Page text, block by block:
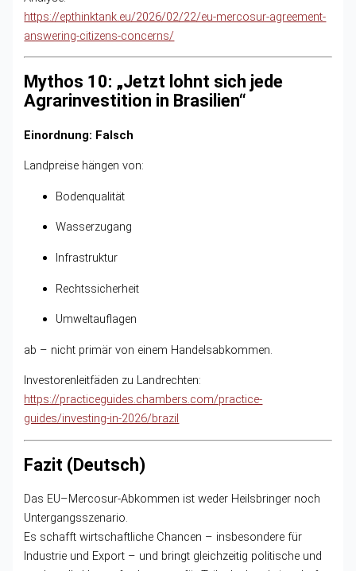
https://epthinktank.eu/2026/02/22/eu-mercosur-agreement-
answering-citizens-concerns/
Mythos 10: „Jetzt lohnt sich jede
Agrarinvestition in Brasilien“
Einordnung: Falsch
Landpreise hängen von:
Bodenqualität
Wasserzugang
Infrastruktur
Rechtssicherheit
Umweltauflagen
ab – nicht primär von einem Handelsabkommen.
Investorenleitfäden zu Landrechten:
https://practiceguides.chambers.com/practice-
guides/investing-in-2026/brazil
Fazit (Deutsch)
Das EU–Mercosur-Abkommen ist weder Heilsbringer noch
Untergangsszenario.
Es schafft wirtschaftliche Chancen – insbesondere für
Industrie und Export – und bringt gleichzeitig politische und